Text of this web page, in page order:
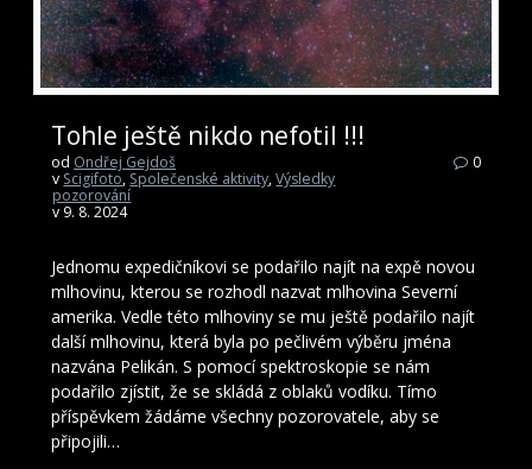
Tohle ještě nikdo nefotil !!!
od Ondřej Gejdoš
v Scigifoto, Společenské aktivity,Výsledky
pozorování
v 9. 8. 2024
0
Jednomu expedičníkovi se podařilo najít na expě novou
mlhovinu, kterou se rozhodl nazvat mlhovina Severní
amerika. Vedle této mlhoviny se mu ještě podařilo najít
další mlhovinu, která byla po pečlivém výběru jména
nazvána Pelikán. S pomocí spektroskopie se nám
podařilo zjístit, že se skládá z oblaků vodíku. Tímo
příspěvkem žádáme všechny pozorovatele, aby se
připojili…